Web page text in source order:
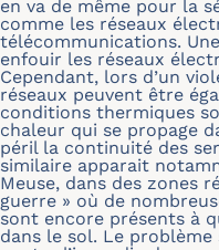
en va de même pour la
comme les réseaux
télécommunications.
enfouir les réseaux
Cependant, lors d’un
réseaux peuvent être
conditions thermiques
chaleur qui se propage
péril la continuité des
similaire apparait
Meuse, dans des zones
guerre » où de
sont encore présents à
dans le sol. Le